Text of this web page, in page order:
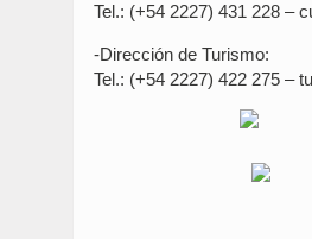
Tel.: (+54 2227) 431 228 –
-Dirección de Turismo:
Tel.: (+54 2227) 422 275 –